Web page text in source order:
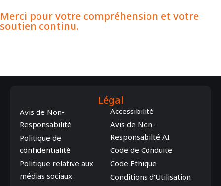
Merci pour votre compréhension et votre
soutien continu.
Légal
Avis de Non-
Responsabilité
Politique de
confidentialité
Politique relative aux
médias sociaux
Accessibilité
Avis de Non-
Responsabilté AI
Code de Conduite
Code Ethique
Conditions d'Utilisation